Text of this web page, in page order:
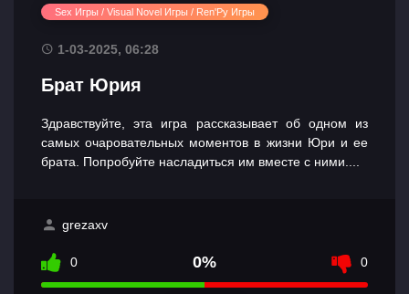
Sex Игры / Visual Novel Игры / Ren'Py Игры
1-03-2025, 06:28
Брат Юрия
Здравствуйте, эта игра рассказывает об одном из
самых очаровательных моментов в жизни Юри и ее
брата. Попробуйте насладиться им вместе с ними....
grezaxv
0 0% 0